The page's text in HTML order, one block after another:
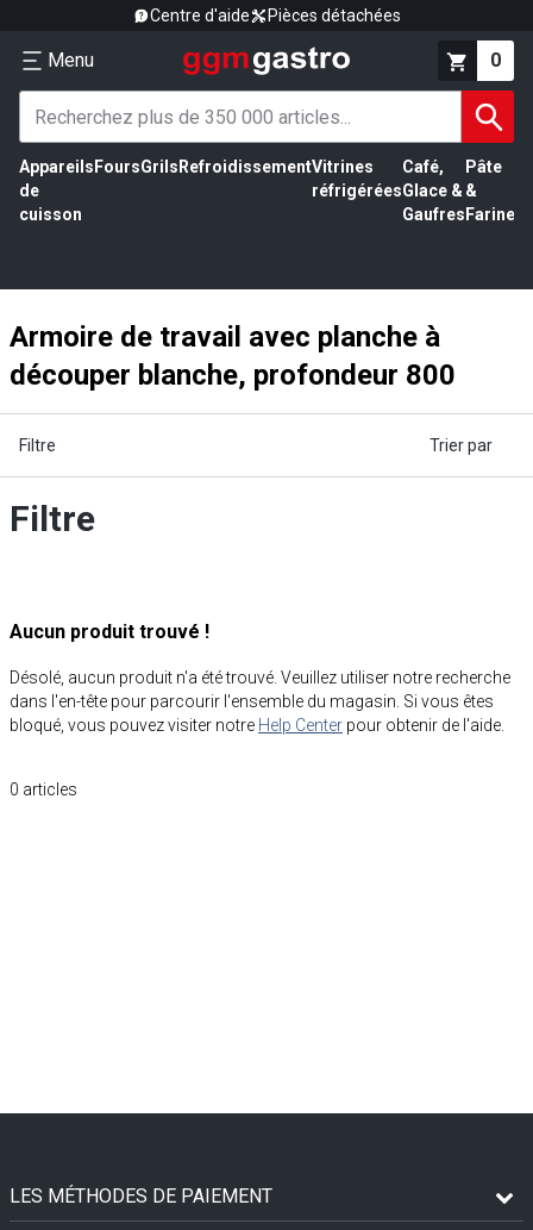
Centre d'aide Pièces détachées
Menu 0
Appareils
de
cuisson
FoursGrils RefroidissementVitrines
réfrigérées
Café,
Glace &
Gaufres
Pâte
&
Farine
Armoire de travail avec planche à
découper blanche, profondeur 800
Filtre Trier par
Filtre
Aucun produit trouvé !
Désolé, aucun produit n'a été trouvé. Veuillez utiliser notre recherche
dans l'en-tête pour parcourir l'ensemble du magasin. Si vous êtes
bloqué, vous pouvez visiter notre Help Center pour obtenir de l'aide.
0 articles
LES MÉTHODES DE PAIEMENT